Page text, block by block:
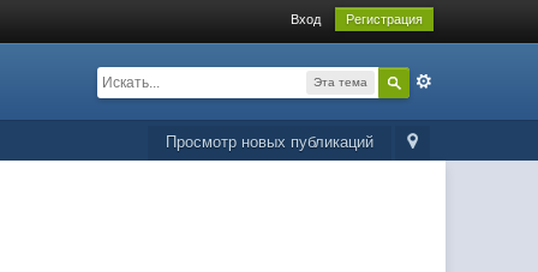
Вход Регистрация
Эта тема
Просмотр новых публикаций